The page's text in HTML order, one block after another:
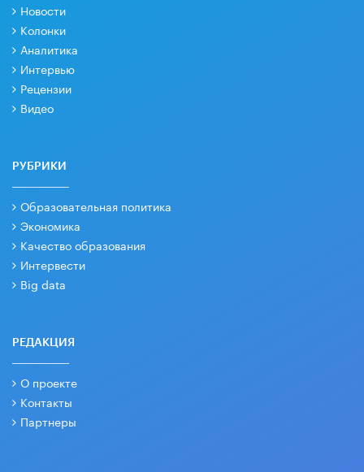
Новости
Колонки
Аналитика
Интервью
Рецензии
Видео
РУБРИКИ
Образовательная политика
Экономика
Качество образования
Интервести
Big data
РЕДАКЦИЯ
О проекте
Контакты
Партнеры